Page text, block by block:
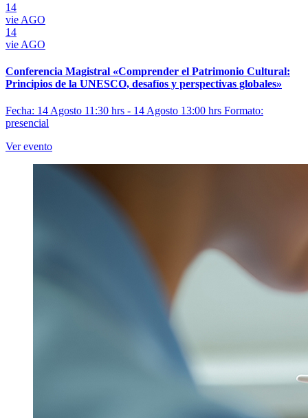
14
vie AGO
14
vie AGO
Conferencia Magistral «Comprender el Patrimonio Cultural:
Principios de la UNESCO, desafíos y perspectivas globales»
Fecha: 14 Agosto 11:30 hrs - 14 Agosto 13:00 hrs Formato:
presencial
Ver evento